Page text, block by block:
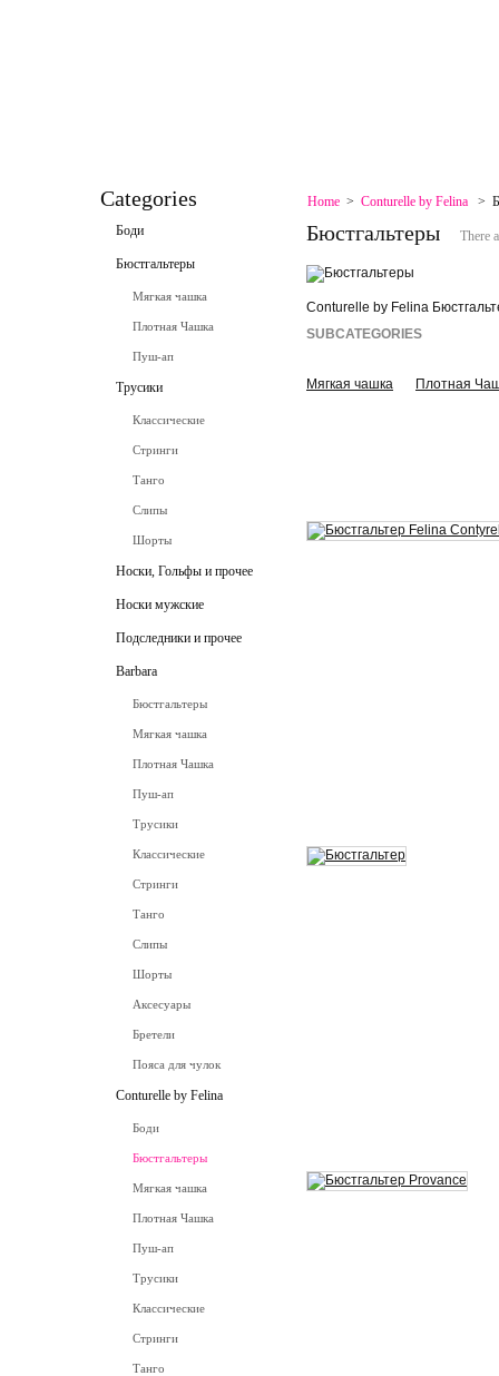
Categories
Боди
Бюстгальтеры
Мягкая чашка
Плотная Чашка
Пуш-ап
Трусики
Классические
Стринги
Танго
Слипы
Шорты
Носки, Гольфы и прочее
Носки мужские
Подследники и прочее
Barbara
Бюстгальтеры
Мягкая чашка
Плотная Чашка
Пуш-ап
Трусики
Классические
Стринги
Танго
Слипы
Шорты
Аксесуары
Бретели
Пояса для чулок
Conturelle by Felina
Боди
Бюстгальтеры
Мягкая чашка
Плотная Чашка
Пуш-ап
Трусики
Классические
Стринги
Танго
Home > Conturelle by Felina >
Бюстгальтеры There
Conturelle by Felina
SUBCATEGORIES
Мягкая чашка Плотная